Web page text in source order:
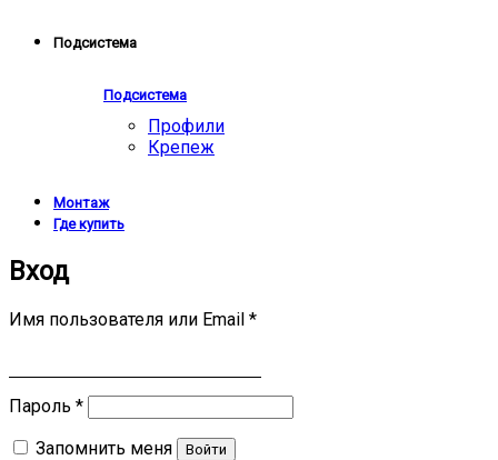
Подсистема
Подсистема
Профили
Крепеж
Монтаж
Где купить
Вход
Имя пользователя или Email *
Пароль *
Запомнить меня
Войти